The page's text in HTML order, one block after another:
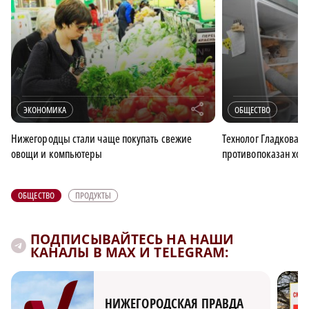
ЭКОНОМИКА r
Нижегородцы стали чаще покупать свежие
овощи и компьютеры
ОБЩЕСТВО
Технолог Гладкова
противопоказан
ОБЩЕСТВО ПРОДУКТЫ
ПОДПИСЫВАЙТЕСЬ НА НАШИ
КАНАЛЫ В MAX И TELEGRAM:
НИЖЕГОРОДСКАЯ ПРАВДА